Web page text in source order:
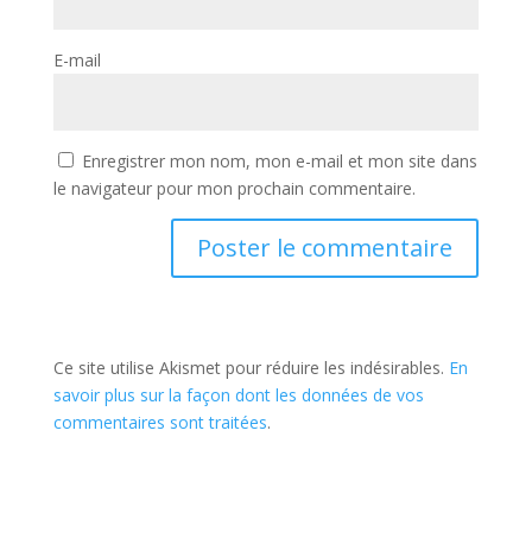
E-mail
Enregistrer mon nom, mon e-mail et mon site dans
le navigateur pour mon prochain commentaire.
Ce site utilise Akismet pour réduire les indésirables. En
savoir plus sur la façon dont les données de vos
commentaires sont traitées.